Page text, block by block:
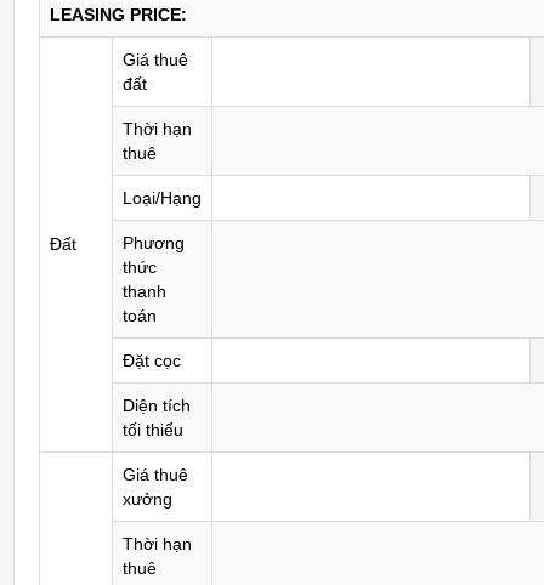
LEASING PRICE:
Đất
Giá thuê
đất
Thời hạn
thuê
Loại/Hạng
Phương
thức
thanh
toán
Đặt cọc
Diện tích
tối thiểu
Giá thuê
xưởng
Thời hạn
thuê